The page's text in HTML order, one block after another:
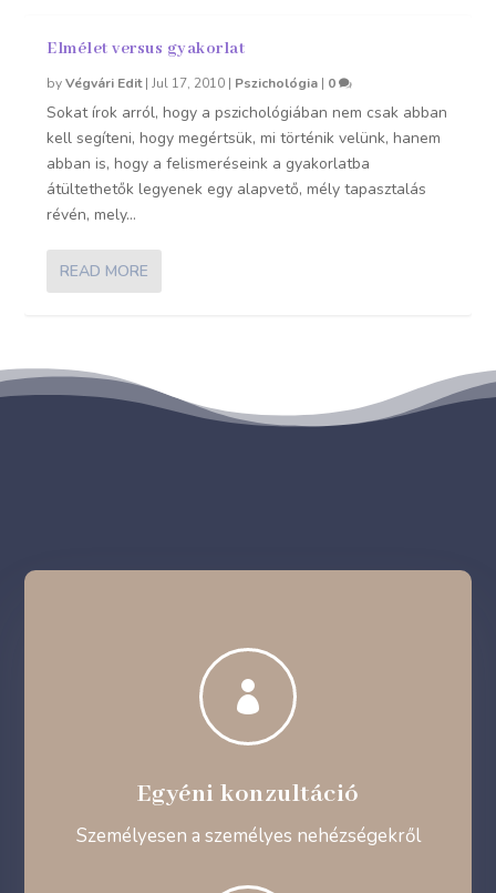
Elmélet versus gyakorlat
byVégvári Edit|Jul 17, 2010 | Pszichológia | 0
Sokat írok arról, hogy a pszichológiában nem csak abban
kell segíteni, hogy megértsük, mi történik velünk, hanem
abban is, hogy a felismeréseink a gyakorlatba
átültethetők legyenek egy alapvető, mély tapasztalás
révén, mely...
READ MORE

Egyéni konzultáció
Személyesen a személyes nehézségekről